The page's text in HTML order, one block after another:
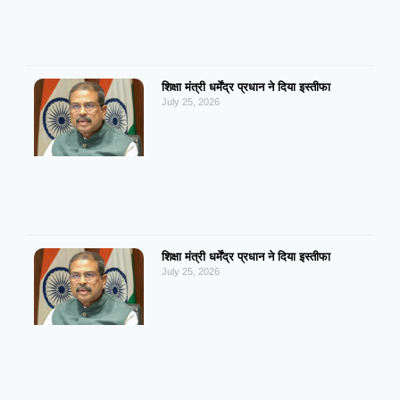
शिक्षा मंत्री धर्मेंद्र प्रधान ने दिया इस्तीफा
July 25, 2026
शिक्षा मंत्री धर्मेंद्र प्रधान ने दिया इस्तीफा
July 25, 2026